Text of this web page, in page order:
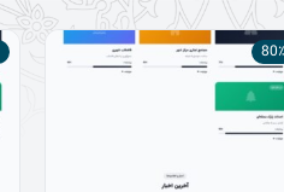
اساس
جدیدترین
80٪